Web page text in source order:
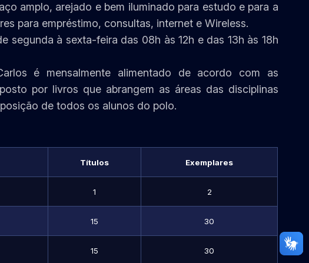
amplo, arejado e bem iluminado para estudo e para a
para empréstimo, consultas, internet e Wireless.
segunda à sexta-feira das 08h às 12h e das 13h às 18h
é mensalmente alimentado de acordo com as
por livros que abrangem as áreas das disciplinas
de todos os alunos do polo.
Títulos Exemplares
1 2
15 30
15 30